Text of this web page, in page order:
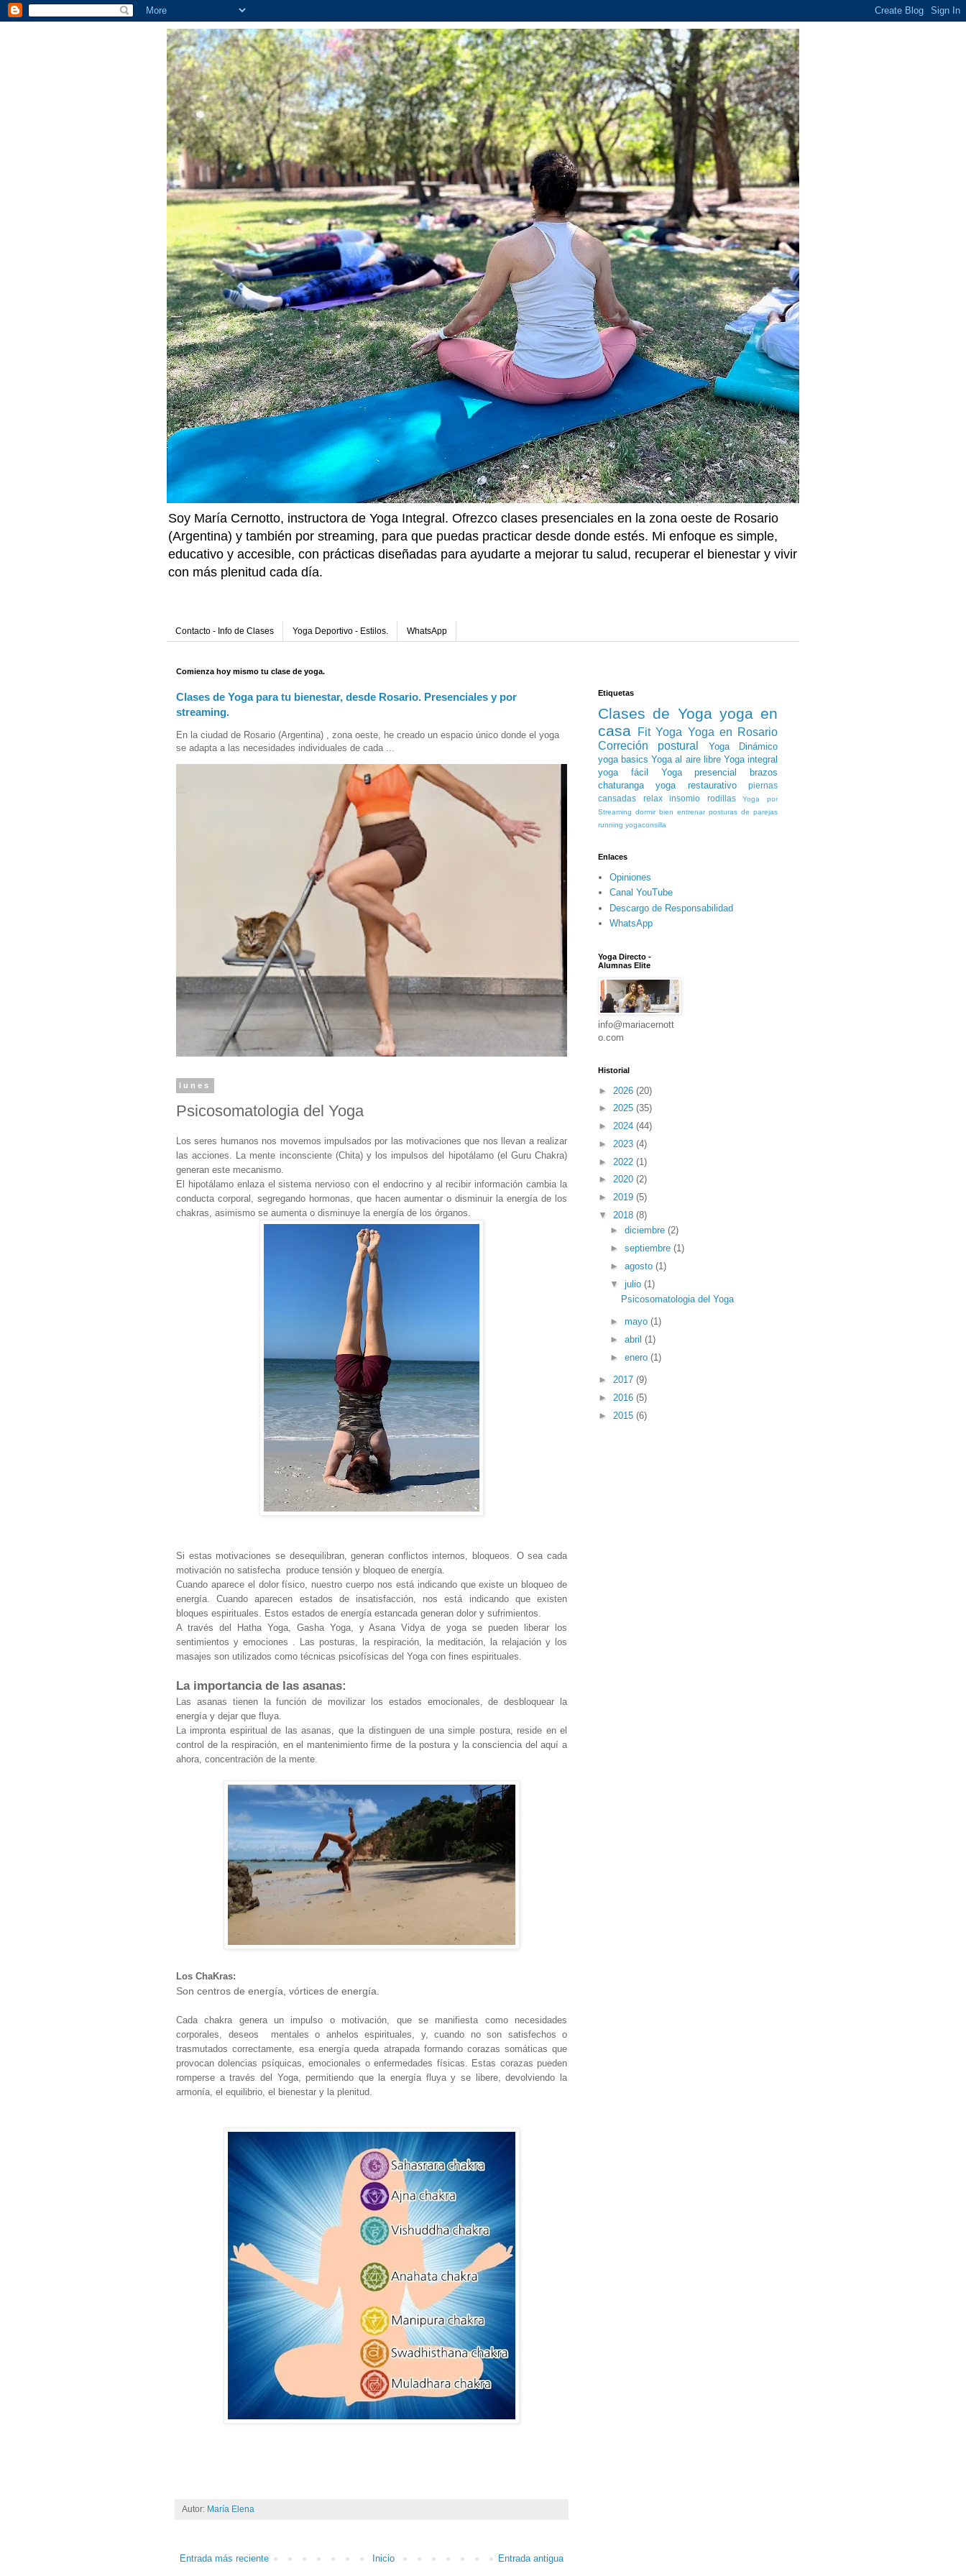
Soy María Cernotto, instructora de Yoga Integral. Ofrezco clases presenciales en la zona oeste de Rosario
(Argentina) y también por streaming, para que puedas practicar desde donde estés. Mi enfoque es simple,
educativo y accesible, con prácticas diseñadas para ayudarte a mejorar tu salud, recuperar el bienestar y vivir
con más plenitud cada día.
Contacto - Info de Clases Yoga Deportivo - Estilos. WhatsApp
Comienza hoy mismo tu clase de yoga.
Clases de Yoga para tu bienestar, desde Rosario. Presenciales y por
streaming.
En la ciudad de Rosario (Argentina) , zona oeste, he creado un espacio único donde el yoga
se adapta a las necesidades individuales de cada ...
lunes
Psicosomatologia del Yoga
Los seres humanos nos movemos impulsados por las motivaciones que nos llevan a realizar
las acciones. La mente inconsciente (Chita) y los impulsos del hipotálamo (el Guru Chakra)
generan este mecanismo.
El hipotálamo enlaza el sistema nervioso con el endocrino y al recibir información cambia la
conducta corporal, segregando hormonas, que hacen aumentar o disminuir la energía de los
chakras, asimismo se aumenta o disminuye la energía de los órganos.
Si estas motivaciones se desequilibran, generan conflictos internos, bloqueos. O sea cada
motivación no satisfecha produce tensión y bloqueo de energía.
Cuando aparece el dolor físico, nuestro cuerpo nos está indicando que existe un bloqueo de
energía. Cuando aparecen estados de insatisfacción, nos está indicando que existen
bloques espirituales. Estos estados de energía estancada generan dolor y sufrimientos.
A través del Hatha Yoga, Gasha Yoga, y Asana Vidya de yoga se pueden liberar los
sentimientos y emociones . Las posturas, la respiración, la meditación, la relajación y los
masajes son utilizados como técnicas psicofísicas del Yoga con fines espirituales.
La importancia de las asanas:
Las asanas tienen la función de movilizar los estados emocionales, de desbloquear la
energía y dejar que fluya.
La impronta espiritual de las asanas, que la distinguen de una simple postura, reside en el
control de la respiración, en el mantenimiento firme de la postura y la consciencia del aquí a
ahora, concentración de la mente.
Los ChaKras:
Son centros de energía, vórtices de energía.
Cada chakra genera un impulso o motivación, que se manifiesta como necesidades
corporales, deseos mentales o anhelos espirituales, y, cuando no son satisfechos o
trasmutados correctamente, esa energía queda atrapada formando corazas somáticas que
provocan dolencias psíquicas, emocionales o enfermedades físicas. Estas corazas pueden
romperse a través del Yoga, permitiendo que la energía fluya y se libere, devolviendo la
armonía, el equilibrio, el bienestar y la plenitud.
Autor: María Elena
Entrada más reciente Entrada antigua
Inicio
Etiquetas
Clases de Yoga yoga en
casa
Fit Yoga Yoga en Rosario
Correción postural
Yoga Dinámico
yoga basics Yoga al aire libre Yoga integral
yoga fácil
Yoga presencial
brazos
chaturanga
yoga restaurativo
piernas
cansadas
relax insomio rodillas
Yoga por
Streaming dormir bien entrenar posturas de parejas
running yogaconsilla
Enlaces
Opiniones
Canal YouTube
Descargo de Responsabilidad
WhatsApp
Yoga Directo -
Alumnas Elite
info@mariacernott
o.com
Historial
► 2026 (20)
► 2025 (35)
► 2024 (44)
► 2023 (4)
► 2022 (1)
► 2020 (2)
► 2019 (5)
▼ 2018 (8)
► diciembre (2)
► septiembre (1)
► agosto (1)
▼ julio (1)
Psicosomatologia del Yoga
► mayo (1)
► abril (1)
► enero (1)
► 2017 (9)
► 2016 (5)
► 2015 (6)